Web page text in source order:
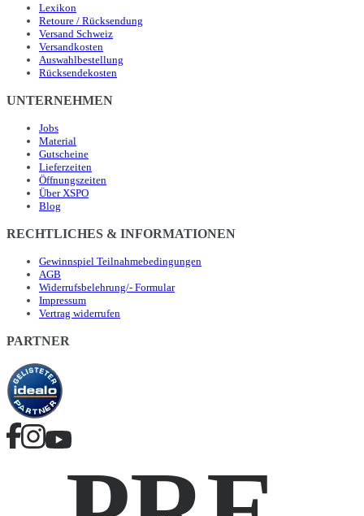
Lexikon
Retoure / Rücksendung
Versand Schweiz
Versandkosten
Auswahlbestellung
Rücksendekosten
UNTERNEHMEN
Jobs
Material
Gutscheine
Lieferzeiten
Öffnungszeiten
Über XSPO
Blog
RECHTLICHES & INFORMATIONEN
Gewinnspiel Teilnahmebedingungen
AGB
Widerrufsbelehrung/- Formular
Impressum
Vertrag widerrufen
PARTNER